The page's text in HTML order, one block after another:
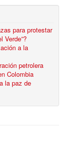
para protestar
Verde”?
a la
petrolera
Colombia
la paz de